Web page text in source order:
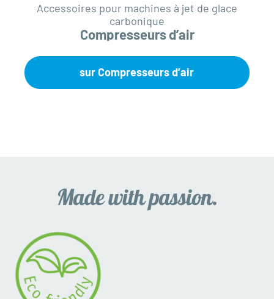
Accessoires pour machines à jet de glace
carbonique
Compresseurs d’air
sur Compresseurs d’air